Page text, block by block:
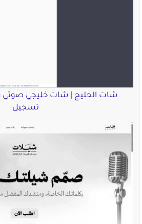
شات الخليج | شات خليجي صوتي
تسجيل